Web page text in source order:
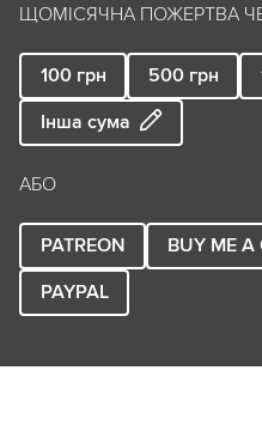
ЩОМІСЯЧНА ПОЖЕРТВА
100 грн 500 грн
Інша сума
АБО
PATREON BUY ME A
PAYPAL